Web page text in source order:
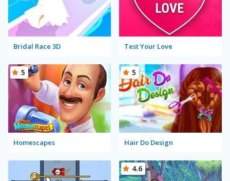
Bridal Race 3D Test Your Love
Homescapes
5
Hair Do Design
5
4.6